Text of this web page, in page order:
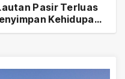
Pasir Terluas
Kehidupan